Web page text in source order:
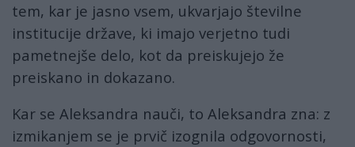
tem, kar je jasno vsem, ukvarjajo številne
institucije države, ki imajo verjetno tudi
pametnejše delo, kot da preiskujejo že
preiskano in dokazano.
Kar se Aleksandra nauči, to Aleksandra zna: z
izmikanjem se je prvič izognila odgovornosti,